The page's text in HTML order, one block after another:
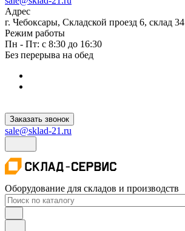
Адрес
г. Чебоксары, Складской проезд 6, склад 34
Режим работы
Пн - Пт: с 8:30 до 16:30
Без перерыва на обед
Заказать звонок
sale@sklad-21.ru
Оборудование для складов и производств